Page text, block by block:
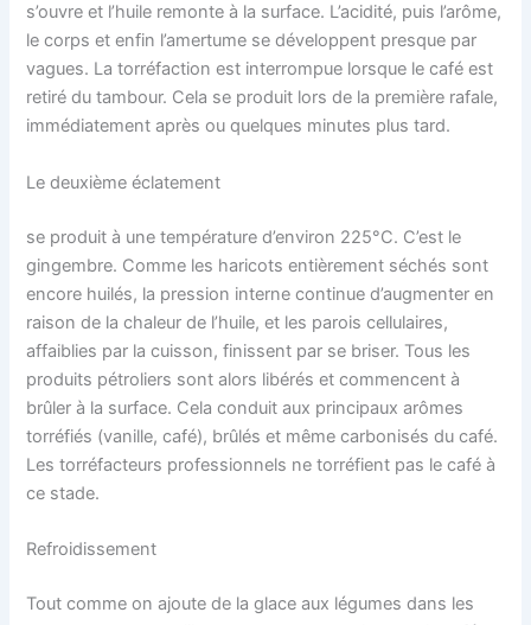
s’ouvre et l’huile remonte à la surface. L’acidité, puis l’arôme,
le corps et enfin l’amertume se développent presque par
vagues. La torréfaction est interrompue lorsque le café est
retiré du tambour. Cela se produit lors de la première rafale,
immédiatement après ou quelques minutes plus tard.
Le deuxième éclatement
se produit à une température d’environ 225°C. C’est le
gingembre. Comme les haricots entièrement séchés sont
encore huilés, la pression interne continue d’augmenter en
raison de la chaleur de l’huile, et les parois cellulaires,
affaiblies par la cuisson, finissent par se briser. Tous les
produits pétroliers sont alors libérés et commencent à
brûler à la surface. Cela conduit aux principaux arômes
torréfiés (vanille, café), brûlés et même carbonisés du café.
Les torréfacteurs professionnels ne torréfient pas le café à
ce stade.
Refroidissement
Tout comme on ajoute de la glace aux légumes dans les